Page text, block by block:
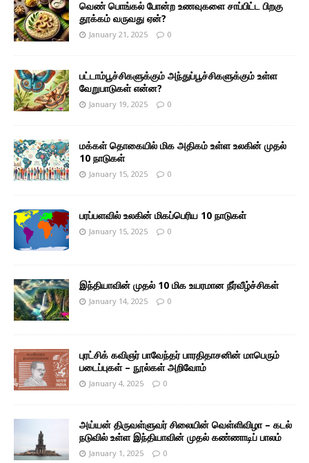
வெண் பொங்கல் போன்ற உணவுகளை சாப்பிட்ட பிறகு
தூக்கம் வருவது ஏன்?
January 21, 2025 0
பட்டாம்பூச்சிகளுக்கும் அந்துப்பூச்சிகளுக்கும் உள்ள
வேறுபாடுகள் என்ன?
January 19, 2025 0
மக்கள் தொகையில் மிக அதிகம் உள்ள உலகின் முதல்
10 நாடுகள்
January 15, 2025 0
பரப்பளவில் உலகின் மிகப்பெரிய 10 நாடுகள்
January 15, 2025 0
இந்தியாவின் முதல் 10 மிக உயரமான நீர்வீழ்ச்சிகள்
January 14, 2025 0
புரட்சிக் கவிஞர் பாவேந்தர் பாரதிதாசனின் மாபெரும்
படைப்புகள் – நூல்கள் அறிவோம்
January 4, 2025 0
அய்யன் திருவள்ளுவர் சிலையின் வெள்ளிவிழா – கடல்
நடுவில் உள்ள இந்தியாவின் முதல் கண்ணாடிப் பாலம்
January 1, 2025 0